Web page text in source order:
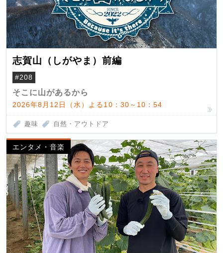
志賀山（しがやま）前編
#208
そこに山があるから
2026年8月12日（水）よる10：30～10：54
趣味 自然・アウトドア
エンタメ・音楽